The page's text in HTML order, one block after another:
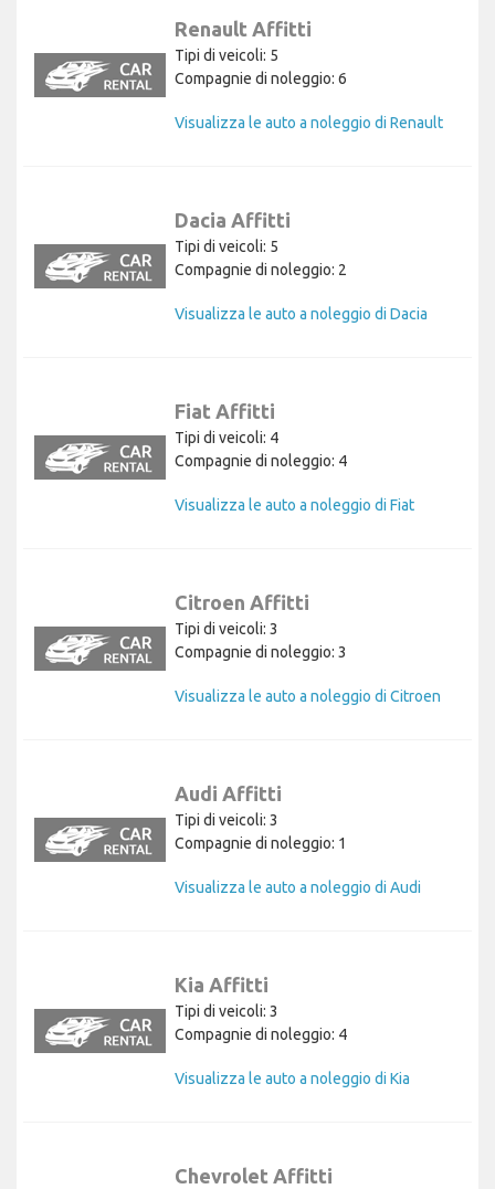
Renault Affitti
Tipi di veicoli: 5
Compagnie di noleggio: 6
Visualizza le auto a noleggio di Renault
Dacia Affitti
Tipi di veicoli: 5
Compagnie di noleggio: 2
Visualizza le auto a noleggio di Dacia
Fiat Affitti
Tipi di veicoli: 4
Compagnie di noleggio: 4
Visualizza le auto a noleggio di Fiat
Citroen Affitti
Tipi di veicoli: 3
Compagnie di noleggio: 3
Visualizza le auto a noleggio di Citroen
Audi Affitti
Tipi di veicoli: 3
Compagnie di noleggio: 1
Visualizza le auto a noleggio di Audi
Kia Affitti
Tipi di veicoli: 3
Compagnie di noleggio: 4
Visualizza le auto a noleggio di Kia
Chevrolet Affitti